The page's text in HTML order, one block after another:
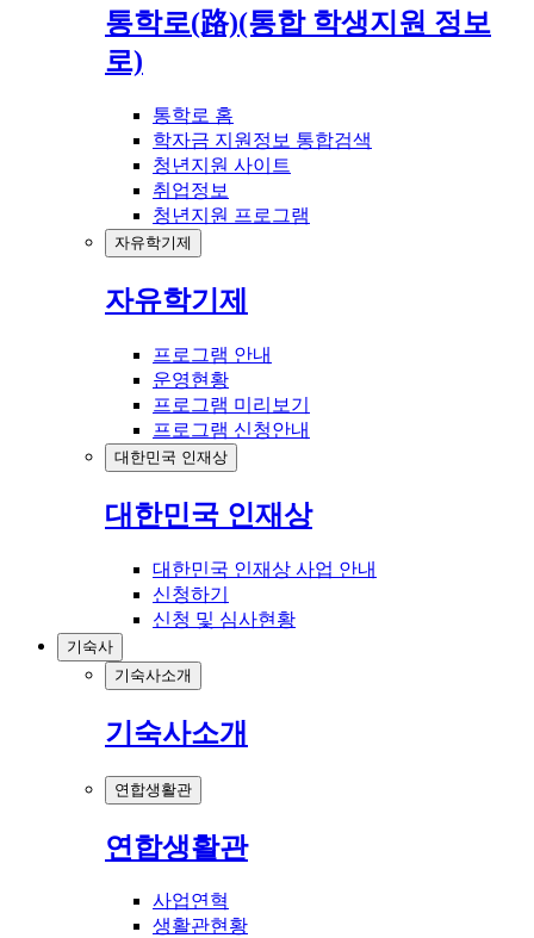
통학로(路)(통합 학생지원 정보
로)
통학로 홈
학자금 지원정보 통합검색
청년지원 사이트
취업정보
청년지원 프로그램
자유학기제
자유학기제
프로그램 안내
운영현황
프로그램 미리보기
프로그램 신청안내
대한민국 인재상
대한민국 인재상
대한민국 인재상 사업 안내
신청하기
신청 및 심사현황
기숙사
기숙사소개
기숙사소개
연합생활관
연합생활관
사업연혁
생활관현황